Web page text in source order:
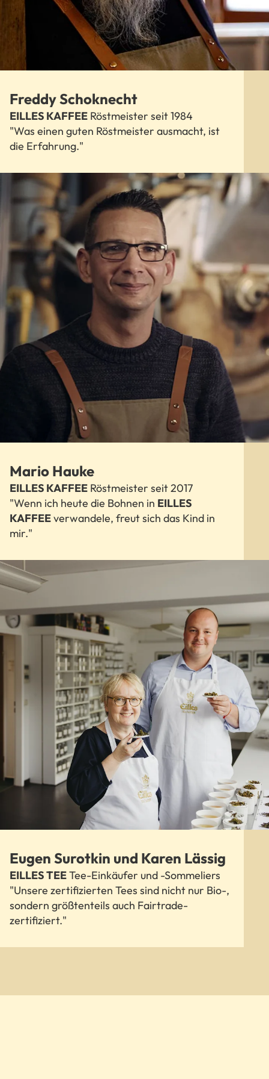
Freddy Schoknecht
EILLES KAFFEE Röstmeister seit 1984
"Was einen guten Röstmeister ausmacht, ist
die Erfahrung."
Mario Hauke
EILLES KAFFEE Röstmeister seit 2017
"Wenn ich heute die Bohnen in EILLES
KAFFEEverwandele, freut sich das Kind in
mir."
Eugen Surotkin und Karen Lässig
EILLES TEETee-Einkäufer und -Sommeliers
"Unsere zertifizierten Tees sind nicht nur Bio-,
sondern größtenteils auch Fairtrade-
zertifiziert."